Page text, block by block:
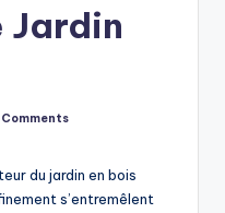
Jardin
Comments
du jardin en bois
s’entremêlent